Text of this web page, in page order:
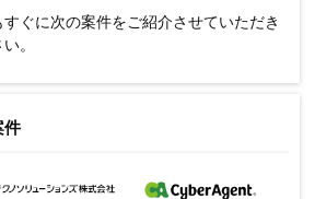
ぐに次の案件をご紹介させていただき
。
件